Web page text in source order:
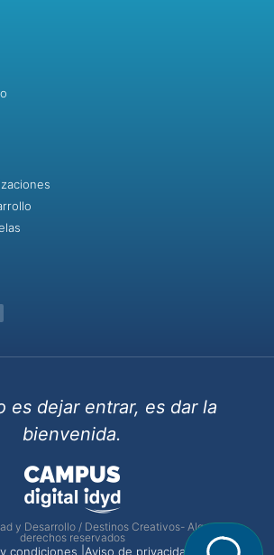
es dejar entrar, es dar la
bienvenida.
y Desarrollo / Destinos Creativos- Algunos
derechos reservados
condiciones | Aviso de privacidad |